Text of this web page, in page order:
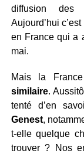
diffusion des
Aujourd’hui
en France qui a
mai.
Mais la
similaire.
tenté d’en
Genest,
t-elle quelque
trouver ? Nos